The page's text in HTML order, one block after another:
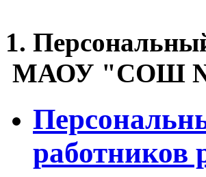
1.
МАОУ "СОШ